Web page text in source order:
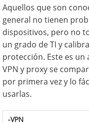
Aquellos que son
general no tienen
dispositivos, pero no
un grado de TI y
protección. Este es un
VPN y proxy se
por primera vez y lo
usarlas.
-VPN